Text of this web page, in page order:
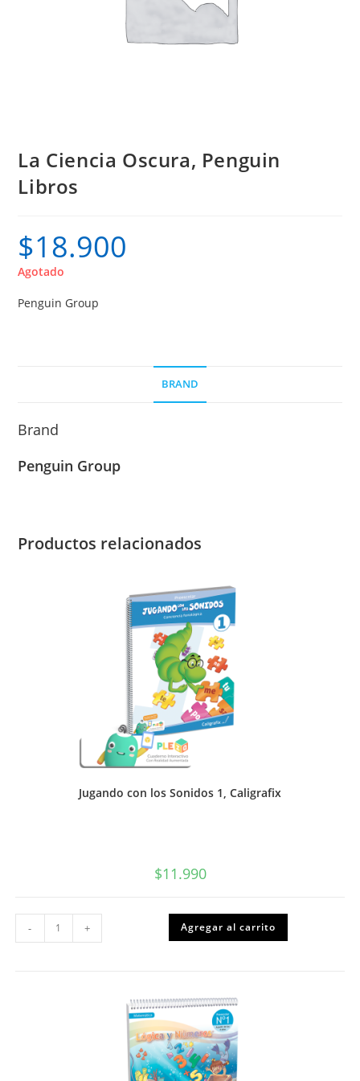
La Ciencia Oscura, Penguin
Libros
$18.900
Agotado
Penguin Group
BRAND
Brand
Penguin Group
Productos relacionados
Jugando con los Sonidos 1, Caligrafix
$11.990
Jugando
con
los
- + Agregar al carrito